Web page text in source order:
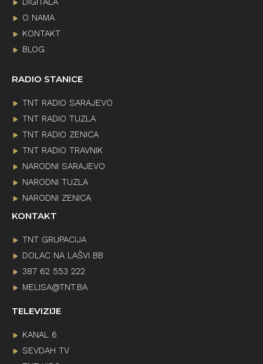
O NAMA
KONTAKT
BLOG
RADIO STANICE
TNT RADIO SARAJEVO
TNT RADIO TUZLA
TNT RADIO ZENICA
TNT RADIO TRAVNIK
NARODNI SARAJEVO
NARODNI TUZLA
NARODNI ZENICA
KONTAKT
TNT GRUPACIJA
DOLAC NA LAŠVI BB
387 62 553 222
MELISA@TNT.BA
TELEVIZIJE
KANAL 6
SEVDAH TV